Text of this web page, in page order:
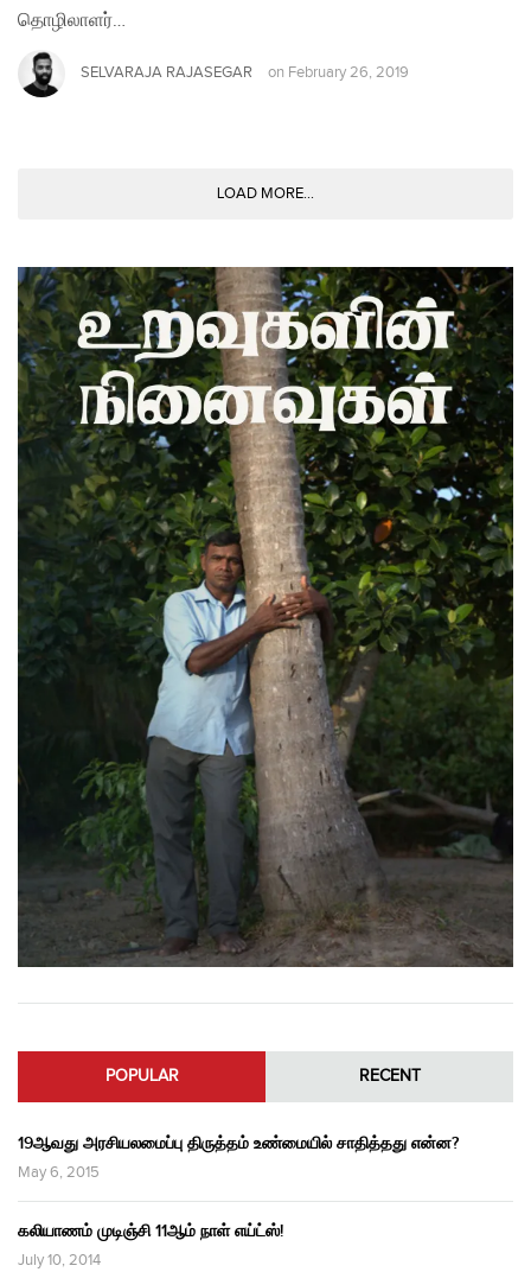
தொழிலாளர்…
SELVARAJA RAJASEGAR on February 26, 2019
LOAD MORE...
POPULAR RECENT
19ஆவது அரசியலமைப்பு திருத்தம் உண்மையில் சாதித்தது என்ன?
May 6, 2015
கலியாணம் முடிஞ்சி 11ஆம் நாள் எய்ட்ஸ்!
July 10, 2014